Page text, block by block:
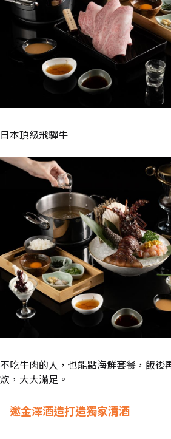
日本頂級飛驒牛
不吃牛肉的人，也能點海鮮套餐，飯後
炊，大大滿足。
邀金澤酒造打造獨家清酒